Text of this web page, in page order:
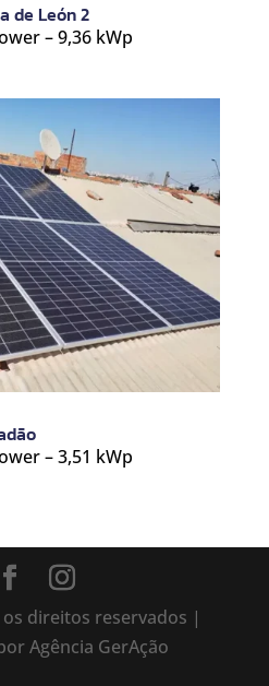
de León 2
– 9,36 kWp
– 3,51 kWp
os direitos reservados |
Agência GerAção